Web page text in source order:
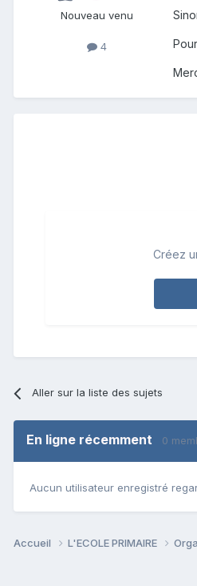
Nouveau venu
4
Créez
Aller sur la liste des sujets
En ligne récemment 0
Aucun utilisateur enregistré
Accueil L'ECOLE PRIMAIRE